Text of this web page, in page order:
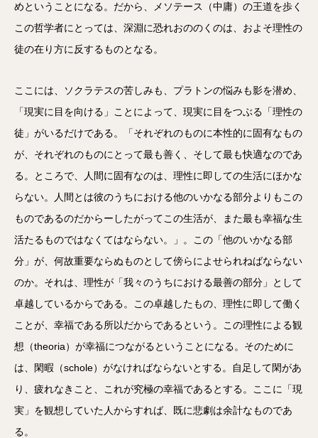
めということになる。だから、メソテース（中庸）の王道を歩く
この哲学者にとっては、深淵に恐れおののくのは、およそ理性の
徒の在り方に反するものとなる。
ここには、ソクラテスの苦しみも、プラトンの悩みも影を潜め、
「現実に目を向ける」ことによって、現実に目をつぶる「理性の
徒」がいるだけである。「それぞれのものに本性的に固有なもの
が、それぞれのものにとって最も善く、そして最も快適なのであ
る。ところで、人間に固有なのは、理性に即しての生活にほかな
らない。人間とは彼のうちにおける他のいかなる部分よりもこの
ものであるのだからーしたがってこの生活が、また最も幸福な生
活たるものではなくてはならない。」。この「他のいかなる部
分」が、何故重要ならぬものとして傍らによせられねばならない
のか。それは、理性が「我々のうちにおける最善の部分」として
卓越しているからである。この卓越したもの、理性に即して働く
ことが、幸福である所以だからであるという。この理性による観
想（theoria）が幸福につながるということになる。そのために
は、閑暇（schole）がなければならないとする。自足して閑があ
り、疲れなきこと、これが究極の幸福であるとする。ここに「現
実」を観想していた人からすれば、既に悲劇は余計なものであ
る。